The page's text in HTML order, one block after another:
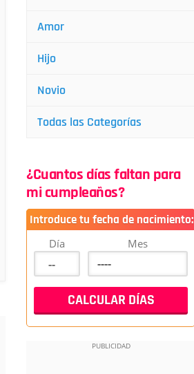
Amor
Hijo
Novio
Todas las Categorías
¿Cuantos días faltan para
mi cumpleaños?
Introduce tu fecha de nacimiento:
Día Mes